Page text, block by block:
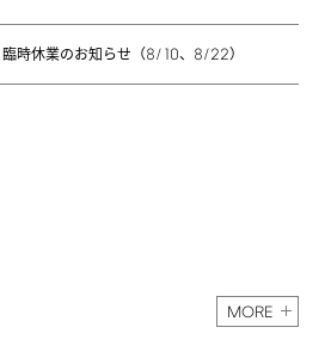
時休業のお知らせ（8/10、 8/22）
MORE